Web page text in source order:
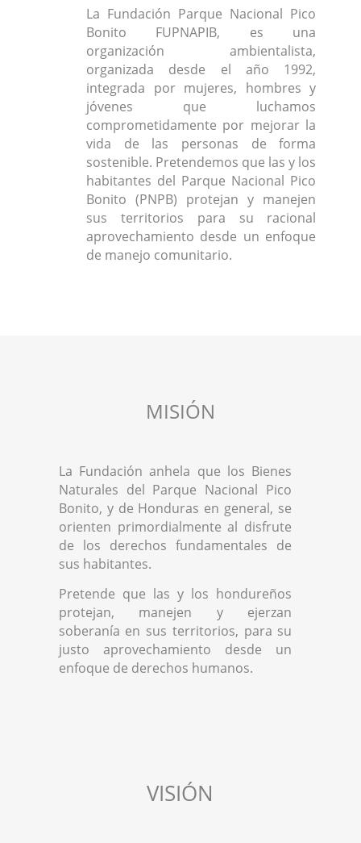
La Fundación Parque Nacional Pico
Bonito FUPNAPIB, es una
organización ambientalista,
organizada desde el año 1992,
integrada por mujeres, hombres y
jóvenes que luchamos
comprometidamente por mejorar la
vida de las personas de forma
sostenible. Pretendemos que las y los
habitantes del Parque Nacional Pico
Bonito (PNPB) protejan y manejen
sus territorios para su racional
aprovechamiento desde un enfoque
de manejo comunitario.
MISIÓN
La Fundación anhela que los Bienes
Naturales del Parque Nacional Pico
Bonito, y de Honduras en general, se
orienten primordialmente al disfrute
de los derechos fundamentales de
sus habitantes.
Pretende que las y los hondureños
protejan, manejen y ejerzan
soberanía en sus territorios, para su
justo aprovechamiento desde un
enfoque de derechos humanos.
VISIÓN